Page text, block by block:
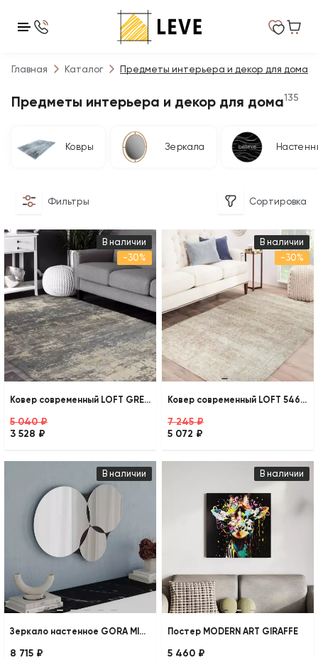
Главная Каталог Предметы интерьера и декор для дома
Предметы интерьера и декор для дома135
Ковры Зеркала
Фильтры Сортировка
-30%
В наличии
Ковер современный LOFT GREY BLUE
5 040 ₽
3 528 ₽
-30%
В наличии
Ковер современный LOFT 5468A CRÈME
7 245 ₽
5 072 ₽
В наличии
Зеркало настенное GORA MIRROR
8 715 ₽
В наличии
Постер MODERN ART GIRAFFE
5 460 ₽